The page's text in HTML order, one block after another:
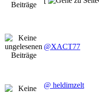
@XACT77
@ heldimzelt